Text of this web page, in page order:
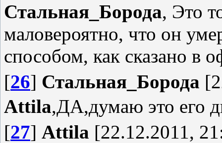
Стальная_Борода, Это
маловероятно, что он
способом, как сказано в
[26] Стальная_Борода
Attila,ДА,думаю это его
[27] Attila [22.12.2011,